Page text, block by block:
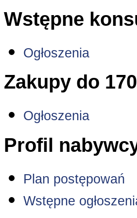
Wstępne
Ogłoszenia
Zakupy do
Ogłoszenia
Profil
Plan postępowań
Wstępne